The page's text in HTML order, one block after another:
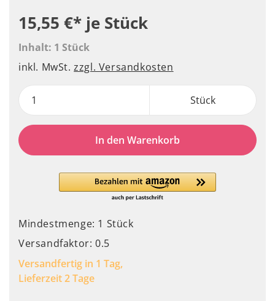
15,55 €* je Stück
Inhalt: 1 Stück
inkl. MwSt.zzgl. Versandkosten
Stück
In den Warenkorb
Mindestmenge: 1 Stück
Versandfaktor: 0.5
Versandfertig in 1 Tag,
Lieferzeit 2 Tage